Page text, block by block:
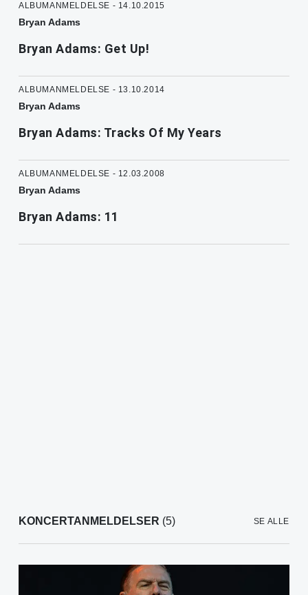
ALBUMANMELDELSE - 14.10.2015
Bryan Adams
Bryan Adams: Get Up!
ALBUMANMELDELSE - 13.10.2014
Bryan Adams
Bryan Adams: Tracks Of My Years
ALBUMANMELDELSE - 12.03.2008
Bryan Adams
Bryan Adams: 11
KONCERTANMELDELSER (5) SE ALLE